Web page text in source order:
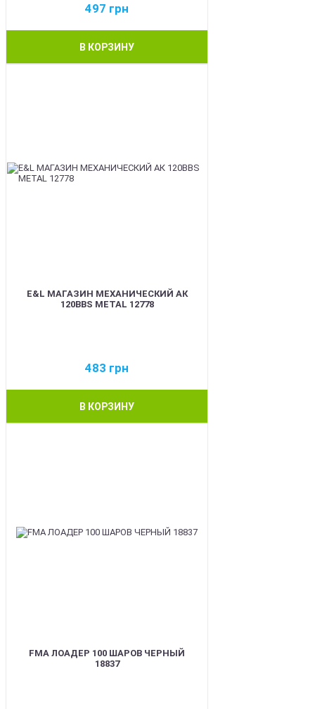
497 грн
В КОРЗИНУ
E&L МАГАЗИН МЕХАНИЧЕСКИЙ АК
120BBS METAL 12778
483 грн
В КОРЗИНУ
FMA ЛОАДЕР 100 ШАРОВ ЧЕРНЫЙ
18837